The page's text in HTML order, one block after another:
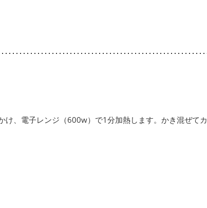
け、電子レンジ（600w）で1分加熱します。かき混ぜてカ